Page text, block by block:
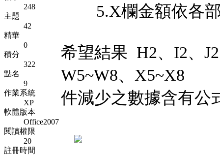
248
主題
42
精華
0
積分
322
點名
9
作業系統
XP
軟體版本
Office2007
閱讀權限
20
註冊時間
5.X欄金額依各部
希望結果 H2、I2、
W5~W8、X5~X8
件減少之數據含有公